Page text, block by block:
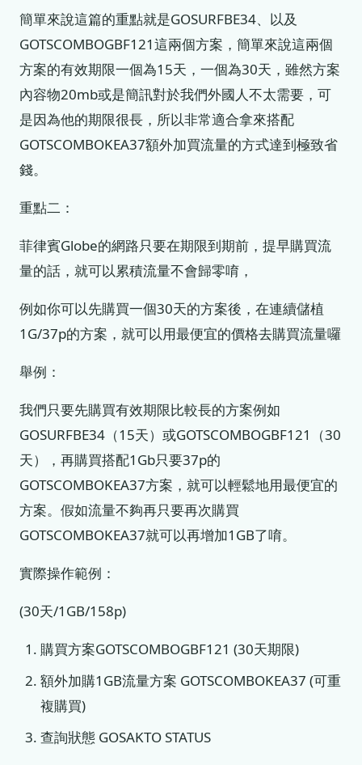
簡單來說這篇的重點就是GOSURFBE34、以及
GOTSCOMBOGBF121這兩個方案，簡單來說這兩個
方案的有效期限一個為15天，一個為30天，雖然方案
內容物20mb或是簡訊對於我們外國人不太需要，可
是因為他的期限很長，所以非常適合拿來搭配
GOTSCOMBOKEA37額外加買流量的方式達到極致省
錢。
重點二：
菲律賓Globe的網路只要在期限到期前，提早購買流
量的話，就可以累積流量不會歸零唷，
例如你可以先購買一個30天的方案後，在連續儲植
1G/37p的方案，就可以用最便宜的價格去購買流量囉
舉例：
我們只要先購買有效期限比較長的方案例如
GOSURFBE34（15天）或GOTSCOMBOGBF121（30
天），再購買搭配1Gb只要37p的
GOTSCOMBOKEA37方案，就可以輕鬆地用最便宜的
方案。假如流量不夠再只要再次購買
GOTSCOMBOKEA37就可以再增加1GB了唷。
實際操作範例：
(30天/1GB/158p)
購買方案GOTSCOMBOGBF121 (30天期限)
額外加購1GB流量方案 GOTSCOMBOKEA37 (可重
複購買)
查詢狀態 GOSAKTO STATUS